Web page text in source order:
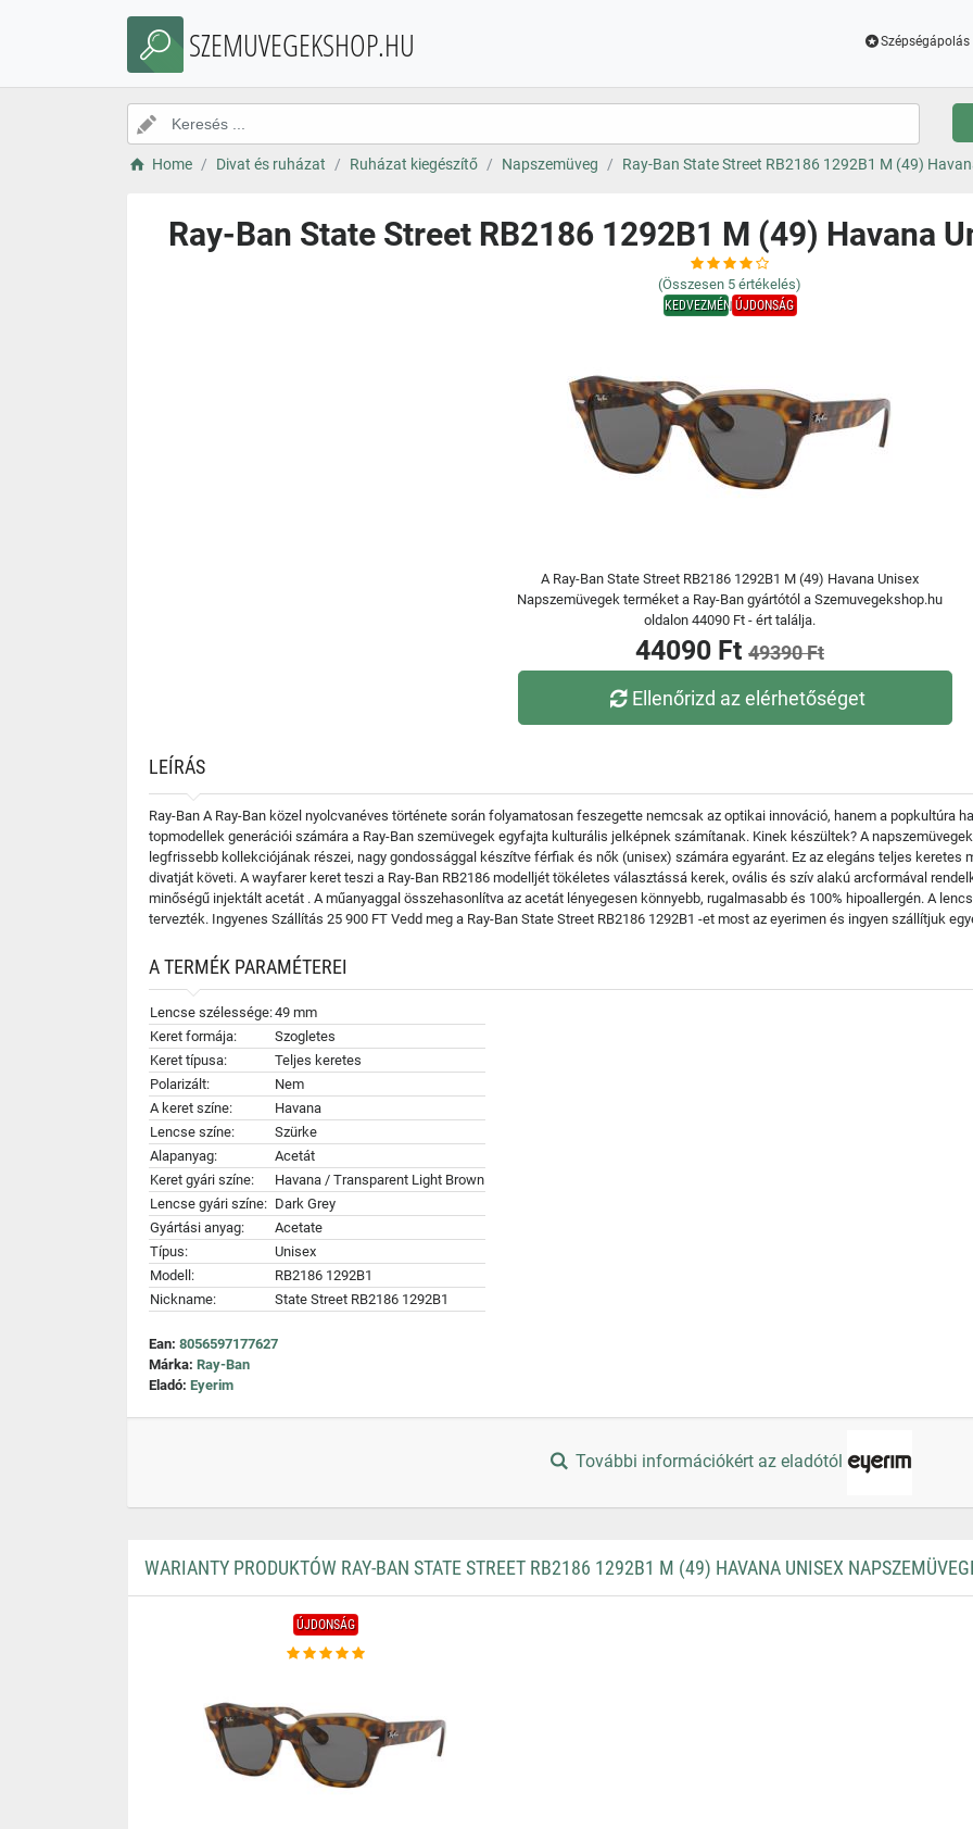
SZEMUVEGEKSHOP.HU Szépségápolás
Home Divat és ruházat Ruházat kiegészítő Napszemüveg Ray-Ban State Street RB2186 1292B1 M (49)
Ray-Ban State Street RB2186 1292B1 M (49) Havana
(Összesen 5 értékelés)
KEDVEZMÉNYÚJDONSÁG
A Ray-Ban State Street RB2186 1292B1 M (49) Havana Unisex
Napszemüvegek terméket a Ray-Ban gyártótól a Szemuvegekshop.hu
oldalon 44090 Ft - ért találja.
44090 Ft 49390 Ft
Ellenőrizd az elérhetőséget
LEÍRÁS
Ray-Ban A Ray-Ban közel nyolcvanéves története során folyamatosan feszegette nemcsak az optikai innováció, hanem a popkultúra
topmodellek generációi számára a Ray-Ban szemüvegek egyfajta kulturális jelképnek számítanak. Kinek készültek? A
legfrissebb kollekciójának részei, nagy gondossággal készítve férfiak és nők (unisex) számára egyaránt. Ez az elegáns teljes
divatját követi. A wayfarer keret teszi a Ray-Ban RB2186 modelljét tökéletes választássá kerek, ovális és szív alakú arcformával
minőségű injektált acetát . A műanyaggal összehasonlítva az acetát lényegesen könnyebb, rugalmasabb és 100% hipoallergén. A
tervezték. Ingyenes Szállítás 25 900 FT Vedd meg a Ray-Ban State Street RB2186 1292B1 -et most az eyerimen és ingyen szállítjuk
A TERMÉK PARAMÉTEREI
Lencse szélessége:49 mm
Keret formája:
Szogletes
Keret típusa:
Teljes keretes
Polarizált:
Nem
A keret színe:
Havana
Lencse színe:
Szürke
Alapanyag:
Acetát
Keret gyári színe:
Havana / Transparent Light Brown
Lencse gyári színe: Dark Grey
Gyártási anyag:
Acetate
Típus:
Unisex
Modell:
RB2186 1292B1
Nickname:
State Street RB2186 1292B1
Ean: 8056597177627
Márka: Ray-Ban
Eladó: Eyerim
További információkért az eladótól
WARIANTY PRODUKTÓW RAY-BAN STATE STREET RB2186 1292B1 M (49) HAVANA UNISEX
ÚJDONSÁG